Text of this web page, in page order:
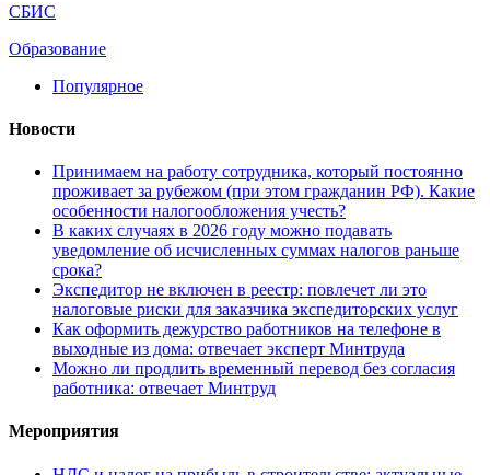
СБИС
Образование
Популярное
Новости
Принимаем на работу сотрудника, который постоянно
проживает за рубежом (при этом гражданин РФ). Какие
особенности налогообложения учесть?
В каких случаях в 2026 году можно подавать
уведомление об исчисленных суммах налогов раньше
срока?
Экспедитор не включен в реестр: повлечет ли это
налоговые риски для заказчика экспедиторских услуг
Как оформить дежурство работников на телефоне в
выходные из дома: отвечает эксперт Минтруда
Можно ли продлить временный перевод без согласия
работника: отвечает Минтруд
Мероприятия